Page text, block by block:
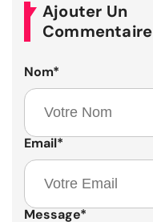
Ajouter Un
Commentaire
Nom*
Email*
Message*